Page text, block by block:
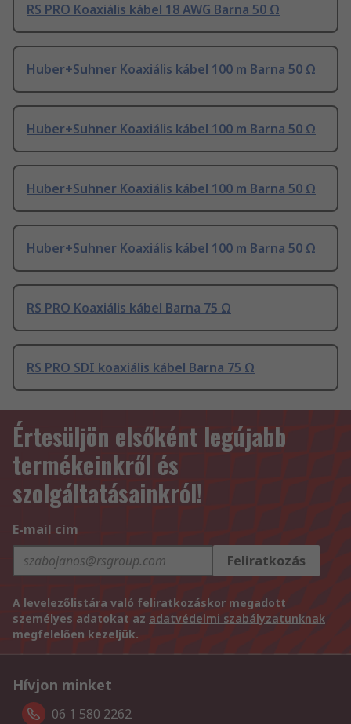
RS PRO Koaxiális kábel 18 AWG Barna 50 Ω
Huber+Suhner Koaxiális kábel 100 m Barna 50 Ω
Huber+Suhner Koaxiális kábel 100 m Barna 50 Ω
Huber+Suhner Koaxiális kábel 100 m Barna 50 Ω
Huber+Suhner Koaxiális kábel 100 m Barna 50 Ω
RS PRO Koaxiális kábel Barna 75 Ω
RS PRO SDI koaxiális kábel Barna 75 Ω
Értesüljön elsőként legújabb
termékeinkről és
szolgáltatásainkról!
E-mail cím
Feliratkozás
A levelezőlistára való feliratkozáskor megadott
személyes adatokat az adatvédelmi szabályzatunknak
megfelelően kezeljük.
Hívjon minket
06 1 580 2262